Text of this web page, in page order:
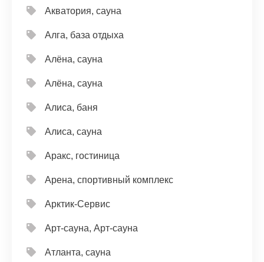
Акватория, сауна
Алга, база отдыха
Алёна, сауна
Алёна, сауна
Алиса, баня
Алиса, сауна
Аракс, гостиница
Арена, спортивный комплекс
Арктик-Сервис
Арт-сауна, Арт-сауна
Атланта, сауна